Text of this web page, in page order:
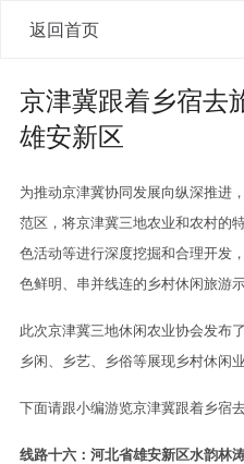
返回首页
京津冀跟着乡宿
雄安新区
为推动京津冀协同发展向纵深推进
范区，将京津冀三地农业和农村的
色活动等进行深度挖掘和合理开发
色鲜明、串并线连的乡村休闲旅游
此次京津冀三地休闲农业协会发布
乡闲、乡艺、乡俗等展现乡村休闲
下面请跟小编游览京津冀跟着乡宿
线路十六：河北省雄安新区水韵林